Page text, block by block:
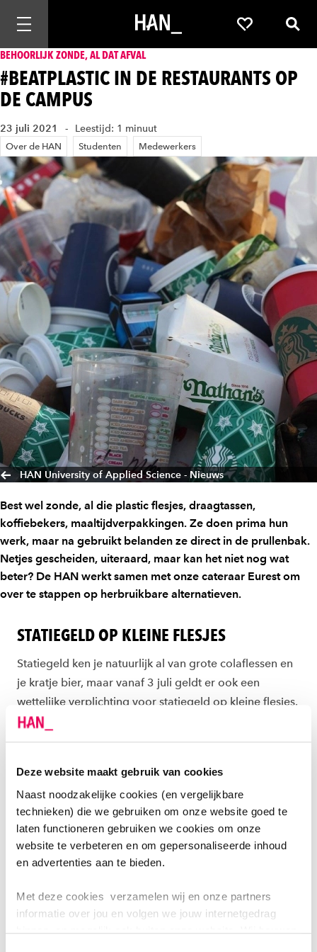
Deze website maakt gebruik van cookies
Naast noodzakelijke cookies (en vergelijkbare
technieken) die we gebruiken om onze website goed te
laten functioneren gebruiken we cookies om onze
website te verbeteren en om gepersonaliseerde inhoud
en advertenties aan te bieden.
Met deze cookies verzamelen wij en onze partners
informatie over jou en volgen we jouw internetgedrag
binnen, en mogelijk ook buiten onze website. Wij bouwen
Mobiele navigatie openen Favorieten
BEHOORLIJK ZONDE, AL DAT AFVAL
#BEATPLASTIC IN DE RESTAURANTS OP
DE CAMPUS
23 juli 2021 Leestijd: 1 minuut
Over de HAN Studenten Medewerkers
HAN University of Applied Science - Nieuws
Best wel zonde, al die plastic flesjes, draagtassen,
koffiebekers, maaltijdverpakkingen. Ze doen prima hun
werk, maar na gebruikt belanden ze direct in de prullenbak.
Netjes gescheiden, uiteraard, maar kan het niet nog wat
beter? De HAN werkt samen met onze cateraar Eurest om
over te stappen op herbruikbare alternatieven.
STATIEGELD OP KLEINE FLESJES
Statiegeld ken je natuurlijk al van grote colaflessen en
je kratje bier, maar vanaf 3 juli geldt er ook een
wettelijke verplichting voor statiegeld op kleine flesjes.
Dat merk je dus ook in de campusrestaurants: vanaf 3
juli betaal je 15 cent meer voor je kleine flesje cola,
dop! – weer in bij de restaurants en dan krijg je 15 cent
korting op je volgende aankoop. Let op! Je flesje moet
daarvoor onbeschadigd zijn (ook het etiket: de
barcode moet scanbaar zijn).
Ander plastic verbannen van de campus doen we in